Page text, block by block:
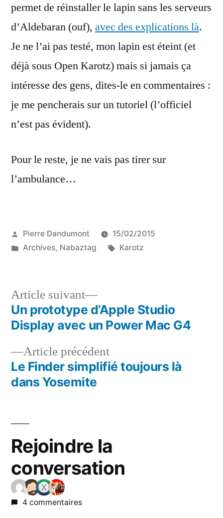
permet de réinstaller le lapin sans les serveurs
d’Aldebaran (ouf), avec des explications là.
Je ne l’ai pas testé, mon lapin est éteint (et
déjà sous Open Karotz) mais si jamais ça
intéresse des gens, dites-le en commentaires :
je me pencherais sur un tutoriel (l’officiel
n’est pas évident).
Pour le reste, je ne vais pas tirer sur
l’ambulance…
Publié
par
Pierre Dandumont
15/02/2015
Publié
Archives, Nabaztag Étiquettes :
Karotz
Navigation
l’article
Article précédentArticle
précédent :
Le Finder simplifié toujours là
dans Yosemite
Article suivant
Article
suivant :
Un prototype d’Apple Studio
Display avec un Power Mac G4
Rejoindre la
conversation
4 commentaires